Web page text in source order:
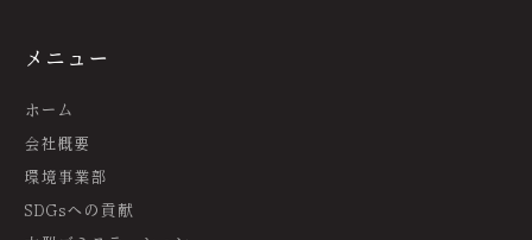
メニュー
ホーム
会社概要
環境事業部
SDGsへの貢献